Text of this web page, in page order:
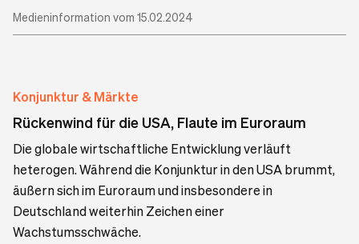
Medieninformation vom 15.02.2024
Konjunktur & Märkte
Rückenwind für die USA, Flaute im Euroraum
Die globale wirtschaftliche Entwicklung verläuft
heterogen. Während die Konjunktur in den USA brummt,
äußern sich im Euroraum und insbesondere in
Deutschland weiterhin Zeichen einer
Wachstumsschwäche.